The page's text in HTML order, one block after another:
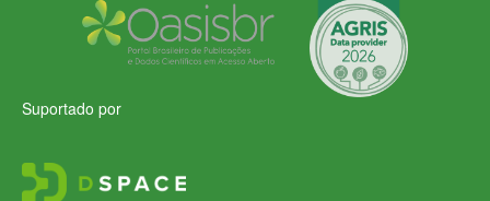
Suportado por